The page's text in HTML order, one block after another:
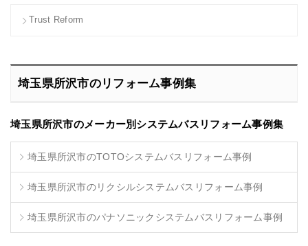
Trust Reform
埼玉県所沢市のリフォーム事例集
埼玉県所沢市のメーカー別システムバスリフォーム事例集
埼玉県所沢市のTOTOシステムバスリフォーム事例
埼玉県所沢市のリクシルシステムバスリフォーム事例
埼玉県所沢市のパナソニックシステムバスリフォーム事例